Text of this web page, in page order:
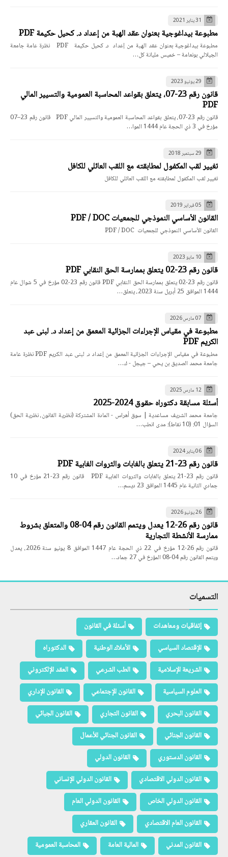
31 يناير 2021
مطبوعة بيداغوجية بعنوان عقد الهبة من إعداد د. كحيل حكيمة PDF
مطبوعة بيداغوجية بعنوان عقد الهبة من إعداد د. كحيل حكيمة PDF نظرة عامة جامعة
الجيلالي بونعامة – خميس مليانة كل…
29 يونيو 2023
قانون رقم 23-07، يتعلق بقواعد المحاسبة العمومية والتسيير المالي
PDF
قانون رقم 23-07، يتعلق بقواعد المحاسبة العمومية والتسيير المالي PDF قانون رقم 23–07
مؤرخ في 3 ذي الحجة عام 1444 الموا…
29 سبتمبر 2018
تغيير لقب المكفول لمطابقته مع اللقب العائلي للكافل
تغيير لقب المكفول لمطابقته مع اللقب العائلي للكافل
05 فبراير 2019
القانون الأساسي النموذجي للجمعيات PDF / DOC
القانون الأساسي النموذجي للجمعيات PDF / DOC
10 مايو 2023
قانون رقم 23-02 يتعلق بممارسة الحق النقابي PDF
قانون رقم 23-02 يتعلق بممارسة الحق النقابي PDF قانون رقم 23-02 مؤرخ في 5 شوال عام
1444 الموافق 25 أبريل سنة 2023، يتعلق…
07 مارس 2026
مطبوعة في مقياس الإجراءات الجزائية المعمق من إعداد د. لبنى عبد
الكريم PDF
مطبوعة في مقياس الإجراءات الجزائية المعمق من إعداد د. لبنى عبد الكريم PDF نظرة عامة
جامعة محمد الصديق بن يحي – جيجل - ك…
12 مارس 2025
أسئلة مسابقة دكتوراه حقوق 2024-2025
جامعة محمد الشريف مساعدية | سوق أهراس - المادة المشتركة (نظرية القانون، نظرية الحق)
السؤال 01: (10 نقاط): مدى انطب…
06 يناير 2024
قانون رقم 23-21 يتعلق بالغابات والثروات الغابية PDF
قانون رقم 23-21 يتعلق بالغابات والثروات الغابية PDF قانون رقم 23-21 مؤرخ في 10
جمادي الثانية عام 1445 الموافق 23 ديسم…
26 يونيو 2026
قانون رقم 26-12 يعدل ويتمم القانون رقم 04-08 والمتعلق بشروط
ممارسة الأنشطة التجارية
قانون رقم 26-12 مؤرخ في 22 ذي الحجة عام 1447 الموافق 8 يونيو سنة 2026، يعدل
ويتمم القانون رقم 04-08 المؤرخ في 27 جماد…
التسميات
إتفاقيات ومعاهدات
أسئلة في القانون
الإقتصاد السياسي
الأملاك الوطنية
الدكتوراه
الشريعة الإسلامية
الطب الشرعي
العقد الإلكتروني
العلوم السياسية
القانون الإجتماعي
القانون الإداري
القانون البحري
القانون التجاري
القانون الجبائي
القانون الجنائي
القانون الجنائي للأعمال
القانون الدستوري
القانون الدولي
القانون الدولي الاقتصادي
القانون الدولي الإنساني
القانون الدولي الخاص
القانون الدولي العام
القانون العام الاقتصادي
القانون العقاري
القانون المدني
المالية العامة المحاسبة العمومية